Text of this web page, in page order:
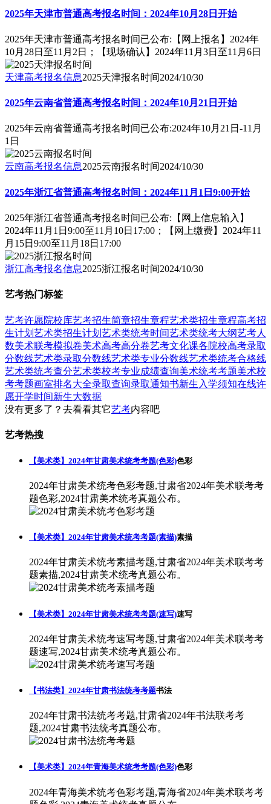
2025年天津市普通高考报名时间：2024年10月28日开始
2025年天津市普通高考报名时间已公布:【网上报名】2024年
10月28日至11月2日；【现场确认】2024年11月3日至11月6日
天津高考报名信息2025天津报名时间2024/10/30
2025年云南省普通高考报名时间：2024年10月21日开始
2025年云南省普通高考报名时间已公布:2024年10月21日-11月
1日
云南高考报名信息2025云南报名时间 2024/10/30
2025年浙江省普通高考报名时间：2024年11月1日9:00开始
2025年浙江省普通高考报名时间已公布:【网上信息输入】
2024年11月1日9:00至11月10日17:00；【网上缴费】2024年11
月15日9:00至11月18日17:00
浙江高考报名信息2025浙江报名时间2024/10/30
艺考热门标签
艺考许愿院校库艺考招生简章招生章程艺术类招生章程高考招
生计划 艺术类招生计划 艺术类统考时间艺术类统考大纲艺考人
数美术联考模拟卷美术高考高分卷艺考文化课各院校高考录取
分数线艺术类录取分数线艺术类专业分数线艺术类统考合格线
艺术类统考查分艺术类校考专业成绩查询美术统考考题美术校
考考题画室排名大全录取查询录取通知书新生入学须知在线许
愿开学时间新生大数据
没有更多了？去看看其它艺考内容吧
艺考热搜
【美术类】2024年甘肃美术统考考题(色彩)色彩
2024年甘肃美术统考色彩考题,甘肃省2024年美术联考考
题色彩,2024甘肃美术统考真题公布。
【美术类】2024年甘肃美术统考考题(素描)素描
2024年甘肃美术统考素描考题,甘肃省2024年美术联考考
题素描,2024甘肃美术统考真题公布。
【美术类】2024年甘肃美术统考考题(速写)速写
2024年甘肃美术统考速写考题,甘肃省2024年美术联考考
题速写,2024甘肃美术统考真题公布。
【书法类】2024年甘肃书法统考考题书法
2024年甘肃书法统考考题,甘肃省2024年书法联考考
题,2024甘肃书法统考真题公布。
【美术类】2024年青海美术统考考题(色彩)色彩
2024年青海美术统考色彩考题,青海省2024年美术联考考